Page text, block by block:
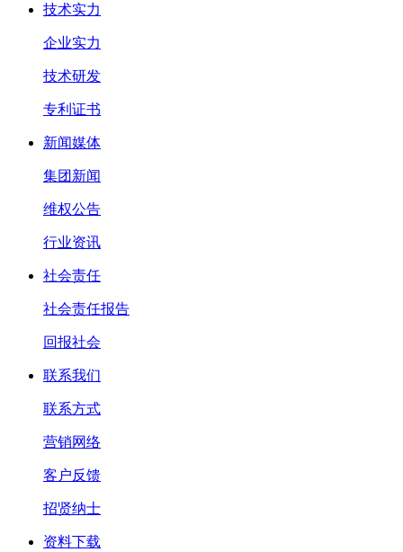
技术实力
企业实力
技术研发
专利证书
新闻媒体
集团新闻
维权公告
行业资讯
社会责任
社会责任报告
回报社会
联系我们
联系方式
营销网络
客户反馈
招贤纳士
资料下载